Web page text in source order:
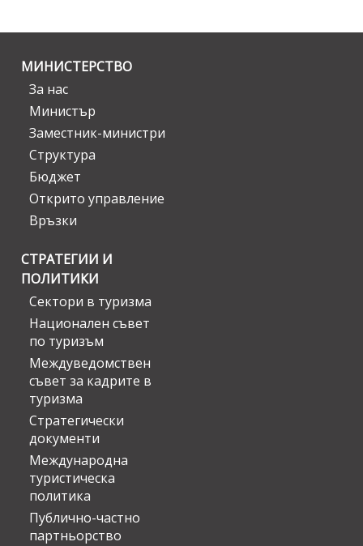
МИНИСТЕРСТВО
За нас
Министър
Заместник-министри
Структура
Бюджет
Открито управление
Връзки
СТРАТЕГИИ И
ПОЛИТИКИ
Сектори в туризма
Национален съвет
по туризъм
Междуведомствен
съвет за кадрите в
туризма
Стратегически
документи
Международна
туристическа
политика
Публично-частно
партньорство